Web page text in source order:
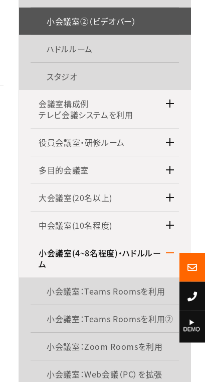
小会議室②（ビデオバー）
ハドルルーム
スタジオ
会議室構成例
テレビ会議システムを利用
役員会議室・研修ルーム
多目的会議室
大会議室(20名以上)
中会議室(10名程度)
小会議室(4~8名程度)・ハドルルー
ム
小会議室：Teams Roomsを利用
小会議室：Teams Roomsを利用②
小会議室：Zoom Roomsを利用
小会議室：Web会議（PC）を拡張